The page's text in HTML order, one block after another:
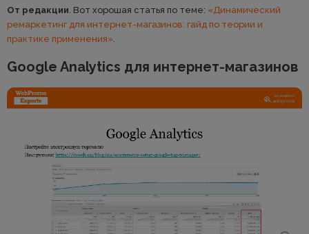
От редакции . Вот хорошая статья по теме: «Динамический
ремаркетинг для интернет-магазинов: гайд по теории и
практике применения»
Google Analytics для интернет-магазинов